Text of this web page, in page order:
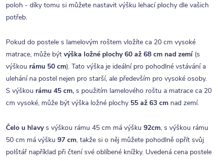
poloh - díky tomu si můžete nastavit výšku lehací plochy dle vašich
potřeb.
Pokud do postele s lamelovým roštem vložíte ca 20 cm vysoké
matrace, může být výška ložné plochy 60 až 68 cm nad zemí (s
výškou rámu 50 cm). Tato výška je ideální pro pohodlné vstávání a
ulehání na postel nejen pro starší, ale především pro vysoké osoby.
S výškou rámu 45 cm, s použitím lamelového roštu a matrace ca 20
cm vysoké, může být výška ložné plochy 55 až 63 cm nad zemí.
Čelo u hlavys výškou rámu 45 cm má výšku 92cm, s výškou rámu
50 cm má výšku 97 cm, takže si o něj můžete pohodlně opřít svůj
polštář například při čtení své oblíbené knížky. Uvedená cena postele